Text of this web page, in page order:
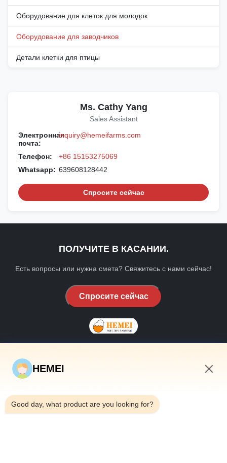
Оборудование для клеток для молодок
Оборудование для заводчиков
Детали клетки для птицы
Ms. Cathy Yang
Sales Assistant
Электронная
почта:
inquiry@hemeifarms.com
Телефон:
+86 15153275069
Whatsapp: 639608128442
Спросите сейчас
ПОЛУЧИТЕ В КАСАНИИ.
Есть вопросы или нужна смета? Свяжитесь с нами сейчас!
Спросите сейчас
Дом
О нас
HEMEI
Good day, what product are you looking for?